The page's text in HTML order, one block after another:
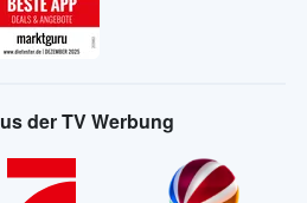
der TV Werbung